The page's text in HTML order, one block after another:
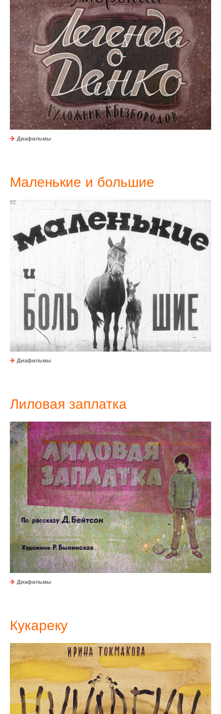
Диафильмы
Маленькие и большие
Диафильмы
Лиловая заплатка
Диафильмы
Кукареку